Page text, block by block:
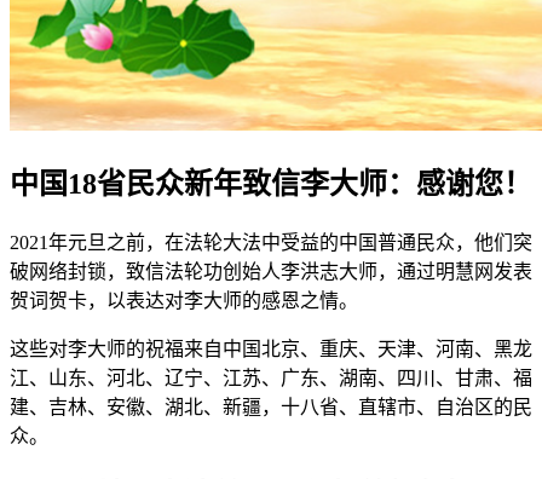
中国18省民众新年致信李大师：感谢您！
2021年元旦之前，在法轮大法中受益的中国普通民众，他们突
破网络封锁，致信法轮功创始人李洪志大师，通过明慧网发表
贺词贺卡，以表达对李大师的感恩之情。
这些对李大师的祝福来自中国北京、重庆、天津、河南、黑龙
江、山东、河北、辽宁、江苏、广东、湖南、四川、甘肃、福
建、吉林、安徽、湖北、新疆，十八省、直辖市、自治区的民
众。